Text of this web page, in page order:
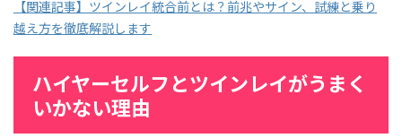
【関連記事】ツインレイ統合前とは？前兆やサイン、試練と乗り
越え方を徹底解説します
ハイヤーセルフとツインレイがうまく
いかない理由